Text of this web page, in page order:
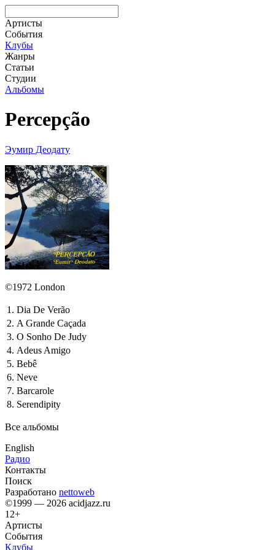
Артисты
События
Клубы
Жанры
Статьи
Студии
Альбомы
Percepção
Эумир Деодату
©1972 London
1. Dia De Verão
2. A Grande Caçada
3. O Sonho De Judy
4. Adeus Amigo
5. Bebê
6. Neve
7. Barcarole
8. Serendipity
Все альбомы
English
Радио
Контакты
Поиск
Разработано nettoweb
©1999 — 2026 acidjazz.ru
12+
Артисты
События
Клубы